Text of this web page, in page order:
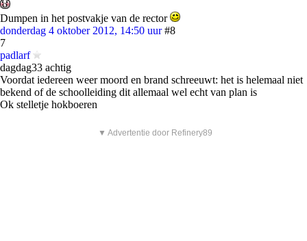
Dumpen in het postvakje van de rector
donderdag 4 oktober 2012, 14:50 uur #8
7
padlarf
dagdag33 achtig
Voordat iedereen weer moord en brand schreeuwt: het is helemaal niet
bekend of de schoolleiding dit allemaal wel echt van plan is
Ok stelletje hokboeren
▼ Advertentie door Refinery89